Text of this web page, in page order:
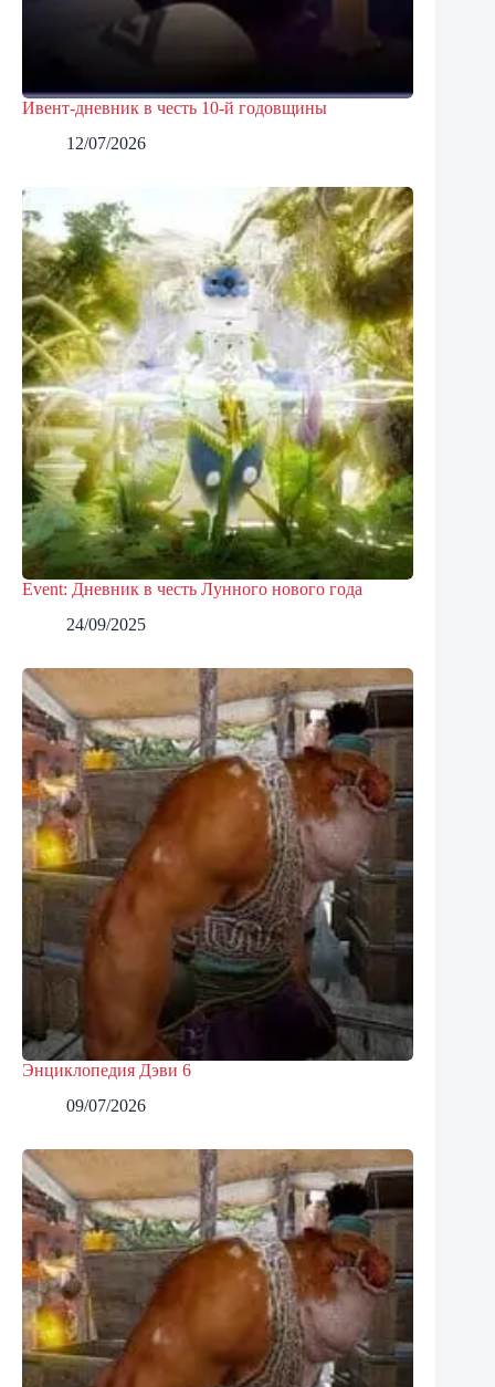
Ивент-дневник в честь 10-й годовщины
12/07/2026
Event: Дневник в честь Лунного нового года
24/09/2025
Энциклопедия Дэви 6
09/07/2026